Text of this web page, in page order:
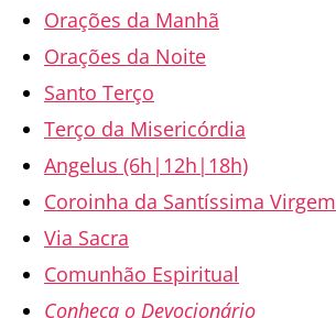
Orações da Manhã
Orações da Noite
Santo Terço
Terço da Misericórdia
Angelus (6h|12h|18h)
Coroinha da Santíssima Virgem
Via Sacra
Comunhão Espiritual
Conheça o Devocionário